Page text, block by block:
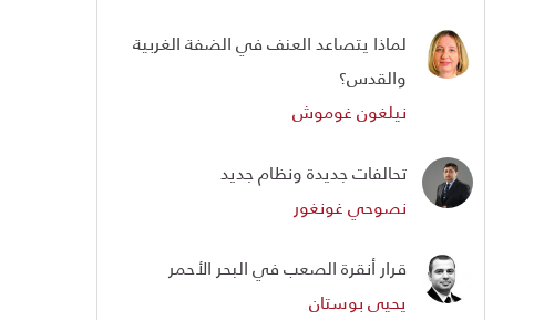
لماذا يتصاعد العنف في الضفة الغربية
والقدس؟
نيلغون غوموش
تحالفات جديدة ونظام جديد
نصوحي غونغور
قرار أنقرة الصعب في البحر الأحمر
يحيى بوستان